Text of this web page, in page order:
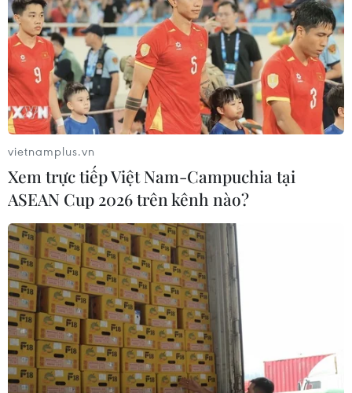
''Cơn sốt'' bitcoin thổi bùng quan ngại về
'bong bóng' đầu cơ
19/02/2021 08:34
Bitcoin từng tạo được tiếng vang lớn vào năm 2017 sau
khi nhảy vọt từ chưa đến 1.000 USD trong tháng Một lên
gần 20.000 USD trong tháng 12 cùng năm, sau đó rơi
xuống dưới 5.000 USD vào tháng 10/2018.
vietnamplus.vn
Xem trực tiếp Việt Nam-Campuchia tại
ASEAN Cup 2026 trên kênh nào?